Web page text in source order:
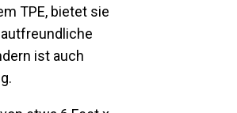
TPE, bietet sie
ist auch